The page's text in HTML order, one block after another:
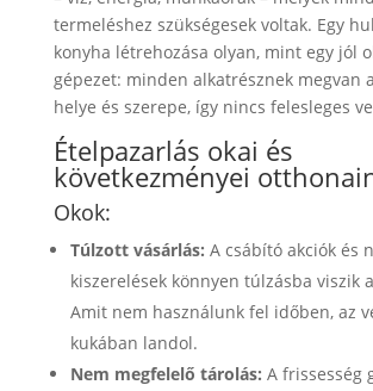
termeléshez szükségesek voltak. Egy
konyha létrehozása olyan, mint egy jól
gépezet: minden alkatrésznek megvan
helye és szerepe, így nincs felesleges
Ételpazarlás okai és
következményei
Okok:
Túlzott vásárlás: A csábító akciók és
kiszerelések könnyen túlzásba viszik
Amit nem használunk fel időben, az
kukában landol.
Nem megfelelő tárolás: A frissesség